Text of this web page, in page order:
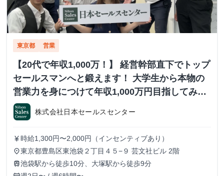
東京都 営業
【20代で年収1,000万！】 経営幹部直下でトップ
セールスマンへと鍛えます！ 大学生から本物の
営業力を身につけて年収1,000万円目指してみま
せんか？ ※当社直結内定あり #学歴不問 #未経験
可 #1.2年生可 - 株式会社日本セールスセンター
の長期・有給インターンシップ
株式会社日本セールスセンター
currency_yen 時給1,300円〜2,000円（インセンティブあり）
place東京都豊島区東池袋２丁目４５−９ 芸文社ビル 2階
train池袋駅から徒歩10分、大塚駅から徒歩9分